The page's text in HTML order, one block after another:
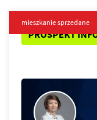
PROSPEKT
mieszkanie sprzedane